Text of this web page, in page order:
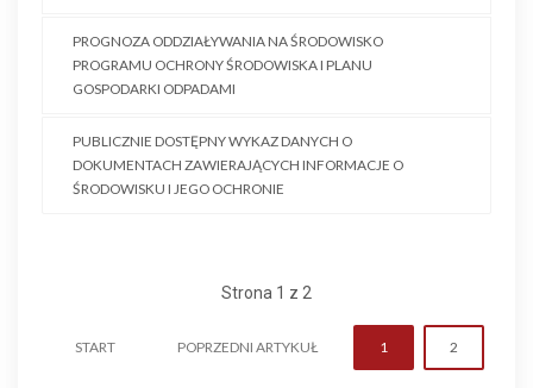
PROGNOZA ODDZIAŁYWANIA NA ŚRODOWISKO
PROGRAMU OCHRONY ŚRODOWISKA I PLANU
GOSPODARKI ODPADAMI
PUBLICZNIE DOSTĘPNY WYKAZ DANYCH O
DOKUMENTACH ZAWIERAJĄCYCH INFORMACJE O
ŚRODOWISKU I JEGO OCHRONIE
Strona 1 z 2
START POPRZEDNI ARTYKUŁ 1 2